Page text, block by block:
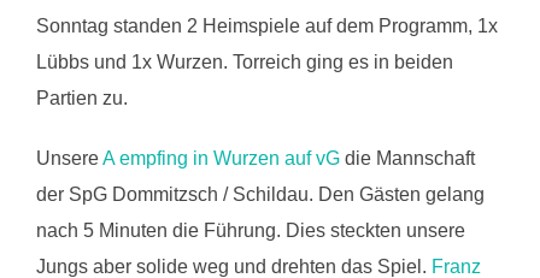
Sonntag standen 2 Heimspiele auf dem Programm, 1x
Lübbs und 1x Wurzen. Torreich ging es in beiden
Partien zu.
UnsereA empfing in Wurzen auf vG die Mannschaft
der SpG Dommitzsch / Schildau. Den Gästen gelang
nach 5 Minuten die Führung. Dies steckten unsere
Jungs aber solide weg und drehten das Spiel. Franz